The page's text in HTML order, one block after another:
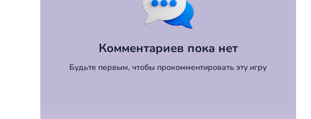
Комментариев пока нет
Будьте первым, чтобы прокомментировать эту игру